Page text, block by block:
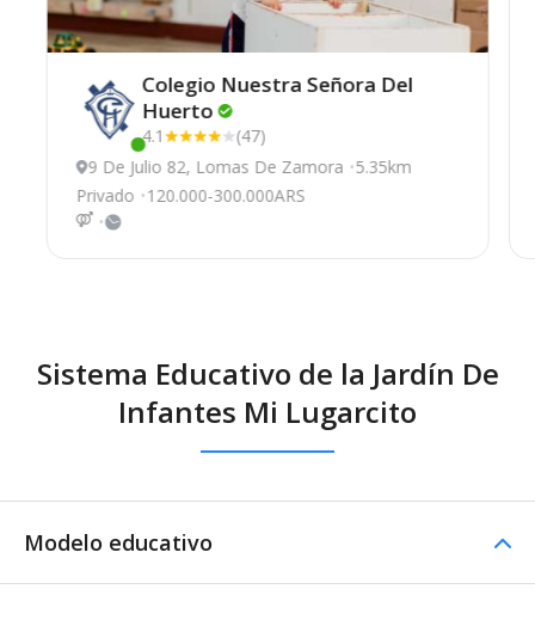
Este centro ha estado online recientemente
Colegio Nuestra Señora Del
Huerto
4.1
(47)
9 De Julio 82, Lomas De Zamora 5.35km
Privado
120.000-300.000ARS
Sistema Educativo de la Jardín De
Infantes Mi Lugarcito
Modelo educativo